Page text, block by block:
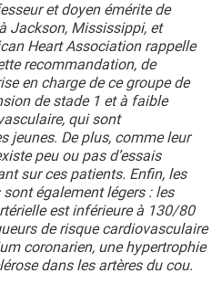
et doyen émérite de
Jackson, Mississippi, et
Heart Association rappelle
recommandation, de
en charge de ce groupe de
de stade 1 et à faible
qui sont
jeunes. De plus, comme leur
peu ou pas d’essais
sur ces patients. Enfin, les
également légers : les
est inférieure à 130/80
de risque cardiovasculaire
coronarien, une hypertrophie
dans les artères du cou.